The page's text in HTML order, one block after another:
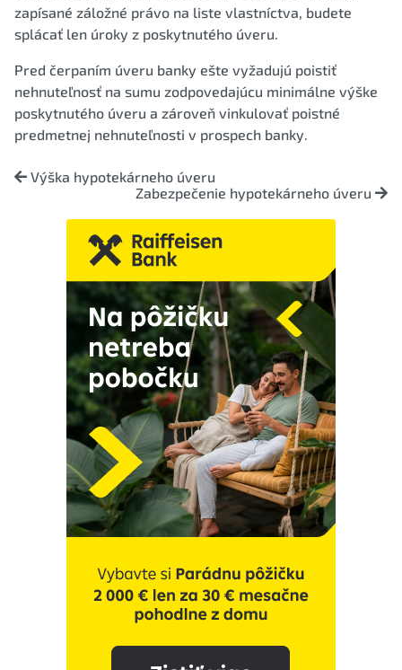
zapísané záložné právo na liste vlastníctva, budete
splácať len úroky z poskytnutého úveru.
Pred čerpaním úveru banky ešte vyžadujú poistiť
nehnuteľnosť na sumu zodpovedajúcu minimálne výške
poskytnutého úveru a zároveň vinkulovať poistné
predmetnej nehnuteľnosti v prospech banky.
Výška hypotekárneho úveru
Zabezpečenie hypotekárneho úveru